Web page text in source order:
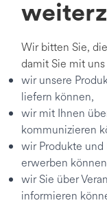
Wir bitten Sie,
damit Sie mit
wir unsere
liefern können,
wir mit Ihnen
kommunizieren
wir Produkte
erwerben
wir Sie über
informieren